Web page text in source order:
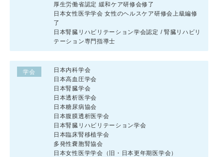
厚生労働省認定 緩和ケア研修会修了
日本女性医学学会 女性のヘルスケア研修会上級編修
了
日本腎臓リハビリテーション学会認定 / 腎臓リハビリ
テーション専門指導士
学会
日本内科学会
日本高血圧学会
日本腎臓学会
日本透析医学会
日本糖尿病協会
日本腹膜透析医学会
日本腎臓リハビリテーション学会
日本臨床腎移植学会
多発性嚢胞腎協会
日本女性医学学会（旧・日本更年期医学会）